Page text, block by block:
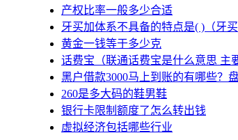
产权比率一般多少合适
牙买加体系不具备的特点是( )（牙
黄金一钱等于多少克
话费宝（联通话费宝是什么意思 主
黑户借款3000马上到账的有哪些？
260是多大码的鞋男鞋
银行卡限制额度了怎么转出钱
虚拟经济包括哪些行业